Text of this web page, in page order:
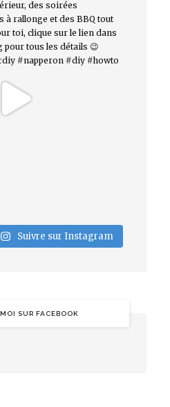
Suivre sur Instagram
SUR FACEBOOK